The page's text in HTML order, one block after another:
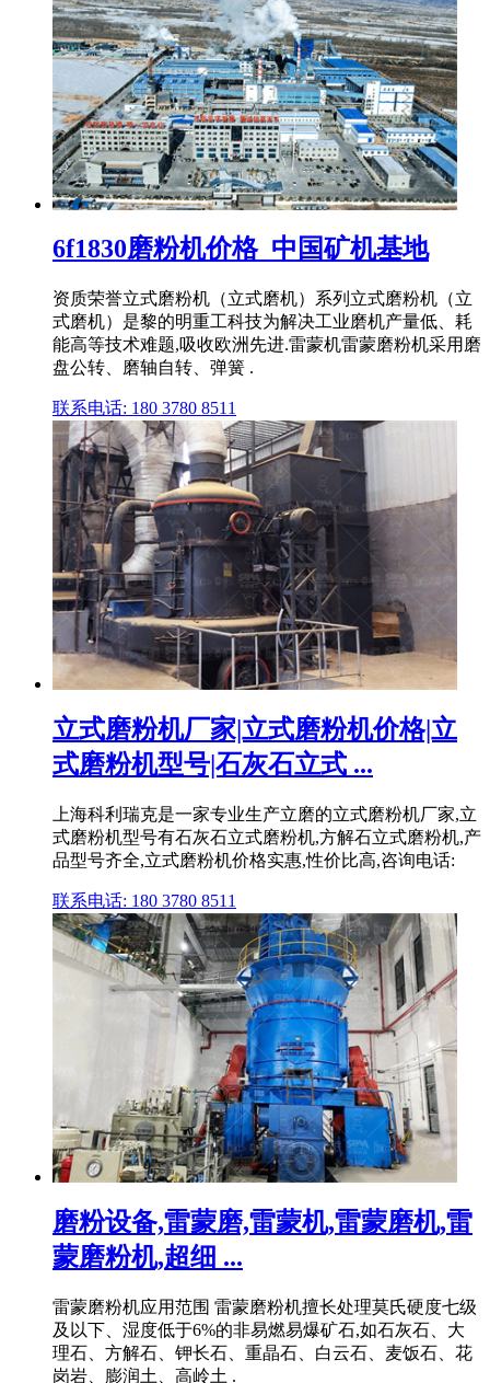
6f1830磨粉机价格_中国矿机基地
资质荣誉立式磨粉机（立式磨机）系列立式磨粉机（立
式磨机）是黎的明重工科技为解决工业磨机产量低、耗
能高等技术难题,吸收欧洲先进.雷蒙机雷蒙磨粉机采用磨
盘公转、磨轴自转、弹簧 .
联系电话: 180 3780 8511
立式磨粉机厂家|立式磨粉机价格|立
式磨粉机型号|石灰石立式 ...
上海科利瑞克是一家专业生产立磨的立式磨粉机厂家,立
式磨粉机型号有石灰石立式磨粉机,方解石立式磨粉机,产
品型号齐全,立式磨粉机价格实惠,性价比高,咨询电话:
联系电话: 180 3780 8511
磨粉设备,雷蒙磨,雷蒙机,雷蒙磨机,雷
蒙磨粉机,超细 ...
雷蒙磨粉机应用范围 雷蒙磨粉机擅长处理莫氏硬度七级
及以下、湿度低于6%的非易燃易爆矿石,如石灰石、大
理石、方解石、钾长石、重晶石、白云石、麦饭石、花
岗岩、膨润土、高岭土 .